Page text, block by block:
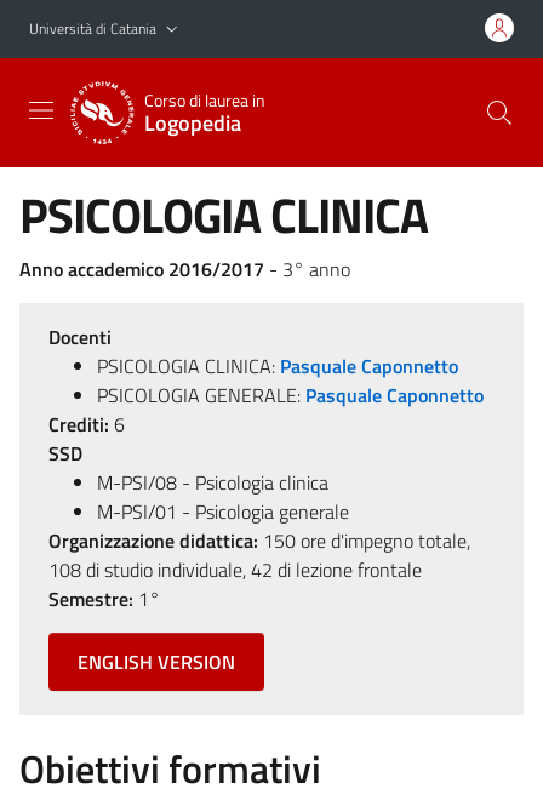
Vai al contenuto principale
Vai al menu di navigazione
Università di Catania
Corso di laurea in
Logopedia
PSICOLOGIA CLINICA
Anno accademico 2016/2017 - 3° anno
Docenti
PSICOLOGIA CLINICA: Pasquale Caponnetto
PSICOLOGIA GENERALE: Pasquale Caponnetto
Crediti: 6
SSD
M-PSI/08 - Psicologia clinica
M-PSI/01 - Psicologia generale
Organizzazione didattica: 150 ore d'impegno totale,
108 di studio individuale, 42 di lezione frontale
Semestre: 1°
ENGLISH VERSION
Obiettivi formativi